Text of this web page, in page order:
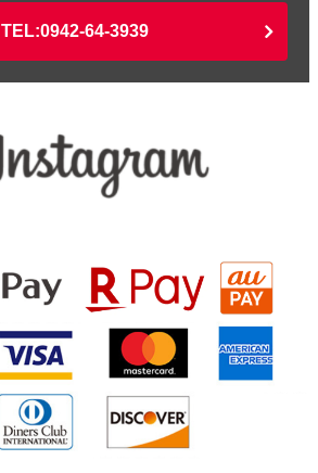
TEL:0942-64-3939